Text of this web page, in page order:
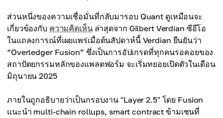
ส่วนหนึ่งของความเชื่อมั่นที่กลับมารอบ Quant ดูเหมือนจะ
เกี่ยวข้องกับ ความคิดเห็นล่าสุดจาก Gilbert Verdian ซีอีโอ
ในแถลงการณ์ที่เผยแพร่เมื่อต้นสัปดาห์นี้ Verdian ยืนยันว่า
“Overledger Fusion” ซึ่งเป็นการอัปเกรดที่ทุกคนรอคอยของ
สถาปัตยกรรมหลักของแพลตฟอร์ม จะเริ่มทยอยเปิดตัวในเดือน
มิถุนายน 2025
ภายในถูกอธิบายว่าเป็นกรอบงาน "Layer 2.5" โดย Fusion
แนะนำ multi-chain rollups, smart contract ข้ามเชนที่